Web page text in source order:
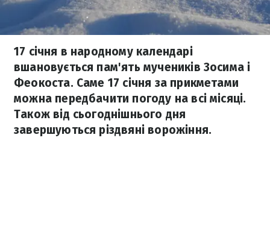
17 січня в народному календарі
вшановується пам'ять мучеників Зосима і
Феокоста. Саме 17 січня за прикметами
можна передбачити погоду на всі місяці.
Також від сьогоднішнього дня
завершуються різдвяні ворожіння.